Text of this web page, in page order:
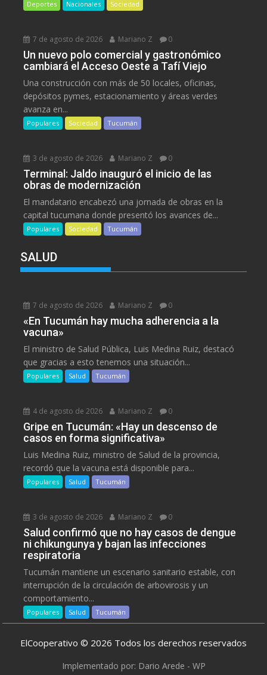
Deportes Nacionales Sociedad
7 de agosto de 2026 Mariano Z 0
Un nuevo polo comercial y gastronómico
cambiará el Acceso Oeste a Tafí Viejo
Una construcción con más de 50 locales, oficinas,
depósitos pymes, estacionamiento y áreas verdes
avanza en...
Populares Sociedad Tucumán
3 de agosto de 2026 Mariano Z 0
Terminal: Jaldo inauguró el inicio de las
obras de modernización
El mandatario encabezó una jornada de obras en la
capital tucumana donde presentó los avances de...
Populares Sociedad Tucumán
SALUD
7 de agosto de 2026 Mariano Z 0
«En Tucumán hay mucha adherencia a la
vacuna»
El ministro de Salud Pública, Luis Medina Ruiz, destacó
que gracias a esto tenemos una situación...
Populares Salud Tucumán
4 de agosto de 2026 Mariano Z 0
Gripe en Tucumán: «Hay un descenso de
casos en forma significativa»
Luis Medina Ruiz, ministro de Salud de la provincia,
recordó que la vacuna está disponible para...
Populares Salud Tucumán
3 de agosto de 2026 Mariano Z 0
Salud confirmó que no hay casos de dengue
ni chikungunya y bajan las infecciones
respiratoria
Tucumán mantiene un escenario sanitario estable, con
interrupción de la circulación de arbovirosis y un
comportamiento...
Populares Salud Tucumán
ElCooperativo © 2026 Todos los derechos reservados